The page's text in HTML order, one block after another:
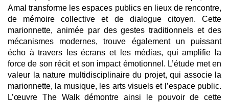
Amal transforme les espaces publics en lieux de rencontre,
de mémoire collective et de dialogue citoyen. Cette
marionnette, animée par des gestes traditionnels et des
mécanismes modernes, trouve également un puissant
écho à travers les écrans et les médias, qui amplifie la
force de son récit et son impact émotionnel. L’étude met en
valeur la nature multidisciplinaire du projet, qui associe la
marionnette, la musique, les arts visuels et l’espace public.
L’œuvre The Walk démontre ainsi le pouvoir de cette